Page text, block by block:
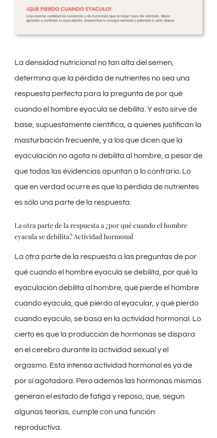
La densidad nutricional no tan alta del semen,
determina que la pérdida de nutrientes no sea una
respuesta perfecta para la pregunta de por qué
cuando el hombre eyacula se debilita. Y esto sirve de
base, supuestamente científica, a quienes justifican la
masturbación frecuente, y a los que dicen que la
eyaculación no agota ni debilita al hombre, a pesar de
que todas las evidencias apuntan a lo contrario. Lo
que en verdad ocurre es que la pérdida de nutrientes
es sólo una parte de la respuesta.
La otra parte de la respuesta a ¿por qué cuando el hombre
eyacula se debilita? Actividad hormonal
La otra parte de la respuesta a las preguntas de por
qué cuando el hombre eyacula se debilita, por qué la
eyaculación debilita al hombre, qué pierde el hombre
cuando eyacula, qué pierdo al eyacular, y qué pierdo
cuando eyaculo, se basa en la actividad hormonal. Lo
cierto es que la producción de hormonas se dispara
en el cerebro durante la actividad sexual y el
orgasmo. Esta intensa actividad hormonal es ya de
por sí agotadora. Pero además las hormonas mismas
generan el estado de fatiga y reposo, que, según
algunas teorías, cumple con una función
reproductiva.